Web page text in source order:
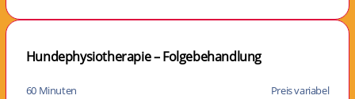
Hundephysiotherapie – Folgebehandlung
60 Minuten
Preis variabel